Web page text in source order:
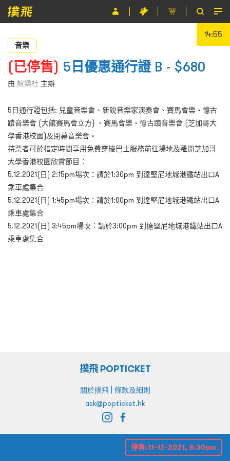
節目
主辦單位
關於撲飛
條款及細則
EN
14:55
音樂
(已停售) 5日優惠通行證 B - $680
由 誼樂社 主辦
5日通行證包括: 兒童音樂會、新銳音樂家演奏會、賽馬會樂‧憶古
蹟音樂會 (大館賽馬會立方) 、賽馬會樂・憶古蹟音樂會 (芝加哥大
學香港校園)及閉幕音樂會。
持票者可於指定時間享用免費穿梭巴士服務前往場地及離開芝加哥
大學香港校園欣賞節目：
5.12.2021(日) 2:15pm場次：請於1:30pm 到達堅尼地城港鐵站出口A
乘車處集合
5.12.2021(日) 1:45pm場次：請於1:00pm 到達堅尼地城港鐵站出口A
乘車處集合
5.12.2021(日) 3:45pm場次：請於3:00pm 到達堅尼地城港鐵站出口A
乘車處集合
停售:11-12-2021, 8:30pm
撲飛 POPTICKET
關於撲飛| 條款及細則
ask@popticket.hk